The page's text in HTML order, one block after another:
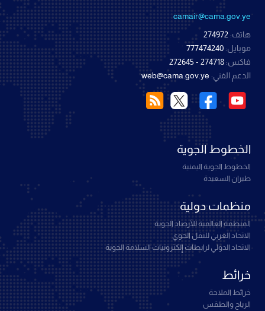
camair@cama.gov.ye
هاتف: 274972
موبايل: 777474240
فاكس: 274718 - 272645
الدعم الفني: web@cama.gov.ye
الخطوط الجوية
الخطوط الجوية اليمنية
طيران السعيدة
منظمات دولية
المنظمة العالمية للأرصاد الجوية
الاتحاد العربي للنقل الجوي
الاتحاد الدولي لرابطات إلكترونيات السلامة الجوية
خرائط
خرائط الملاحة
الرياح والطقس